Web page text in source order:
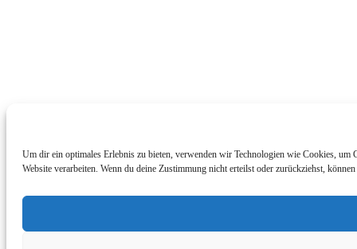
Um dir ein optimales Erlebnis zu bieten, verwenden wir Technologien wie Cookies,
Website verarbeiten. Wenn du deine Zustimmung nicht erteilst oder zurückziehst,